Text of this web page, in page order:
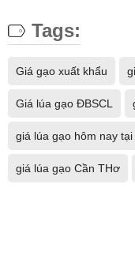
Tags:
Giá gạo xuất khẩu
Giá lúa gạo ĐBSCL
giá lúa gạo hôm nay tại
giá lúa gạo Cần THơ